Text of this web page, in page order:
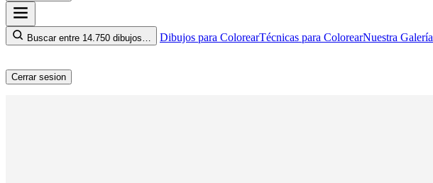
Buscar entre 14.750 dibujos… Dibujos para ColorearTécnicas para ColorearNuestra Galería
Cerrar sesion